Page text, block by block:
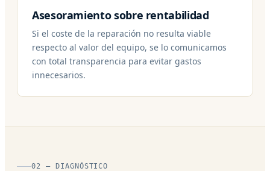
Asesoramiento sobre rentabilidad
Si el coste de la reparación no resulta viable
respecto al valor del equipo, se lo comunicamos
con total transparencia para evitar gastos
innecesarios.
02 — DIAGNÓSTICO